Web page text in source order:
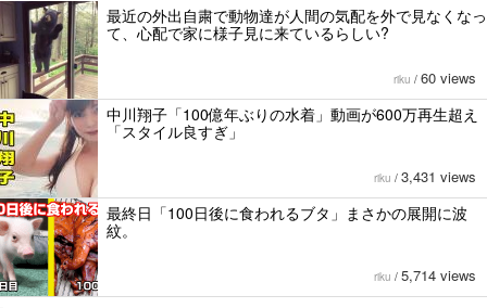
最近の外出自粛で動物達が人間の気配を外で見なくなっ
て、心配で家に様子見に来ているらしい?
riku / 60 views
中川翔子「100億年ぶりの水着」動画が600万再生超え
「スタイル良すぎ」
riku / 3,431 views
最終日「100日後に食われるブタ」まさかの展開に波
紋。
riku / 5,714 views